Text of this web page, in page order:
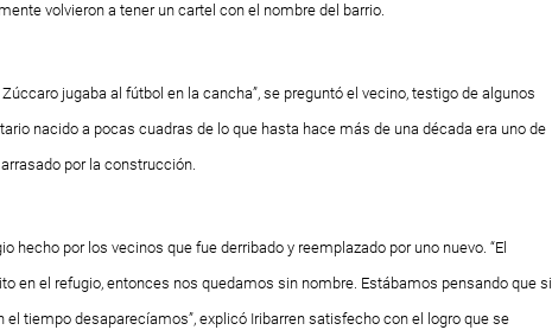
volvieron a tener un cartel con el nombre del barrio.
jugaba al fútbol en la cancha”, se preguntó el vecino, testigo de algunos
nacido a pocas cuadras de lo que hasta hace más de una década era uno de
por la construcción.
hecho por los vecinos que fue derribado y reemplazado por uno nuevo. “El
en el refugio, entonces nos quedamos sin nombre. Estábamos pensando que si
el tiempo desaparecíamos”, explicó Iribarren satisfecho con el logro que se